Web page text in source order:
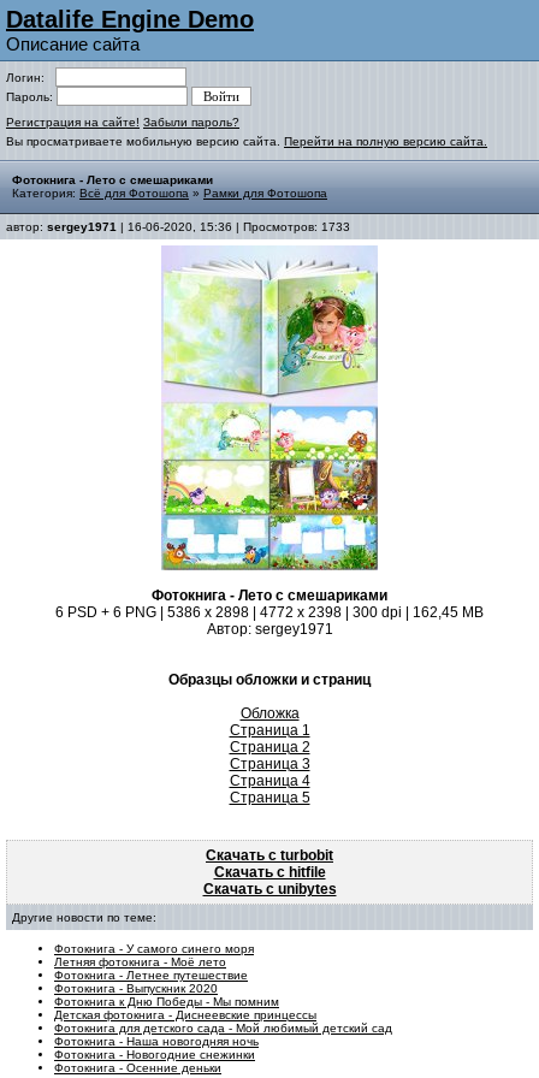
Datalife Engine Demo
Описание сайта
Логин:
Пароль:
Регистрация на сайте! Забыли пароль?
Вы просматриваете мобильную версию сайта. Перейти на полную версию сайта.
Фотокнига - Лето с смешариками
Категория: Всё для Фотошопа » Рамки для Фотошопа
автор: sergey1971 | 16-06-2020, 15:36 | Просмотров: 1733
Фотокнига - Лето с смешариками
6 PSD + 6 PNG | 5386 x 2898 | 4772 x 2398 | 300 dpi | 162,45 MB
Автор: sergey1971
Образцы обложки и страниц
Обложка
Страница 1
Страница 2
Страница 3
Страница 4
Страница 5
Скачать с turbobit
Скачать с hitfile
Скачать с unibytes
Другие новости по теме:
Фотокнига - У самого синего моря
Летняя фотокнига - Моё лето
Фотокнига - Летнее путешествие
Фотокнига - Выпускник 2020
Фотокнига к Дню Победы - Мы помним
Детская фотокнига - Диснеевские принцессы
Фотокнига для детского сада - Мой любимый детский сад
Фотокнига - Наша новогодняя ночь
Фотокнига - Новогодние снежинки
Фотокнига - Осенние деньки